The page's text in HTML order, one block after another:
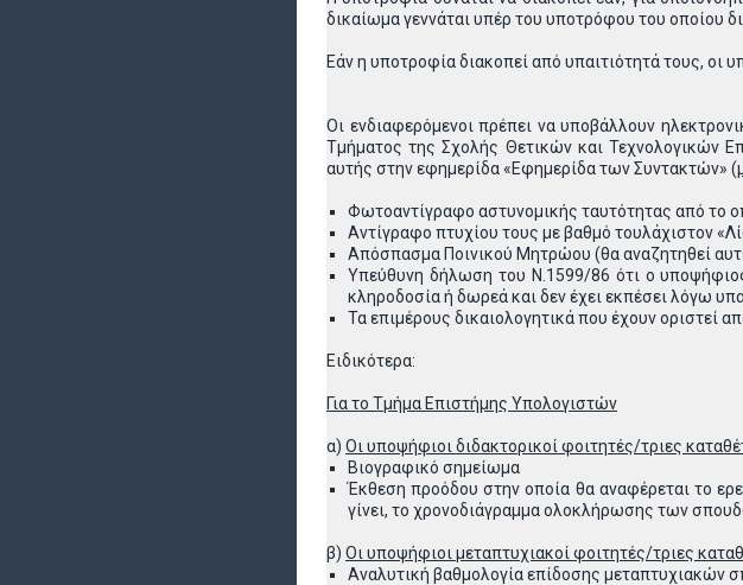
δικαίωμα γεννάται υπέρ του υποτρόφου του οποίου
Εάν η υποτροφία διακοπεί από υπαιτιότητά τους, οι
Οι ενδιαφερόμενοι πρέπει να υποβάλλουν
Τμήματος της Σχολής Θετικών και Τεχνολογικών
αυτής στην εφημερίδα «Εφημερίδα των Συντακτών» (
Φωτοαντίγραφο αστυνομικής ταυτότητας από το
Αντίγραφο πτυχίου τους με βαθμό τουλάχιστον
Απόσπασμα Ποινικού Μητρώου (θα αναζητηθεί
Υπεύθυνη δήλωση του Ν.1599/86 ότι ο
κληροδοσία ή δωρεά και δεν έχει εκπέσει λόγω
Τα επιμέρους δικαιολογητικά που έχουν οριστεί
Ειδικότερα:
Για το Τμήμα Επιστήμης Υπολογιστών
α) Οι υποψήφιοι διδακτορικοί φοιτητές/τριες
Βιογραφικό σημείωμα
Έκθεση προόδου στην οποία θα αναφέρεται το
γίνει, το χρονοδιάγραμμα ολοκλήρωσης των
β) Οι υποψήφιοι μεταπτυχιακοί φοιτητές/τριες
Αναλυτική βαθμολογία επίδοσης μεταπτυχιακών